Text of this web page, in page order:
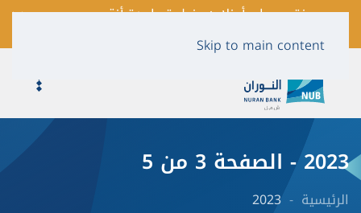
Skip to main content
فتح حساب أونلاين بخطوة واحدة أنقر
2023 - الصفحة 3 من 5
الرئيسية 2023